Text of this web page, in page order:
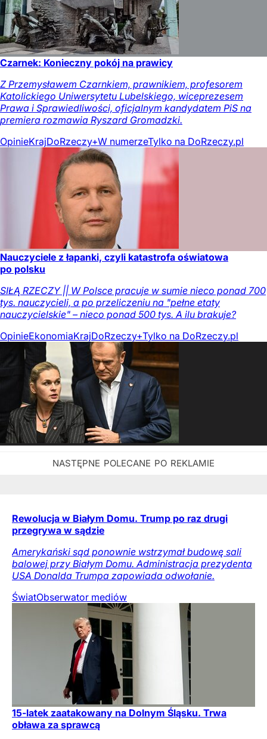
Czarnek: Konieczny pokój na prawicy
Z Przemysławem Czarnkiem, prawnikiem, profesorem
Katolickiego Uniwersytetu Lubelskiego, wiceprezesem
Prawa i Sprawiedliwości, oficjalnym kandydatem PiS na
premiera rozmawia Ryszard Gromadzki.
OpinieKrajDoRzeczy+W numerzeTylko na DoRzeczy.pl
Nauczyciele z łapanki, czyli katastrofa oświatowa
po polsku
SIŁĄ RZECZY || W Polsce pracuje w sumie nieco ponad 700
tys. nauczycieli, a po przeliczeniu na "pełne etaty
nauczycielskie" – nieco ponad 500 tys. A ilu brakuje?
OpinieEkonomiaKrajDoRzeczy+Tylko na DoRzeczy.pl
Rewolucja w Białym Domu. Trump po raz drugi
przegrywa w sądzie
Amerykański sąd ponownie wstrzymał budowę sali
balowej przy Białym Domu. Administracja prezydenta
USA Donalda Trumpa zapowiada odwołanie.
ŚwiatObserwator mediów
15-latek zaatakowany na Dolnym Śląsku. Trwa
obława za sprawcą